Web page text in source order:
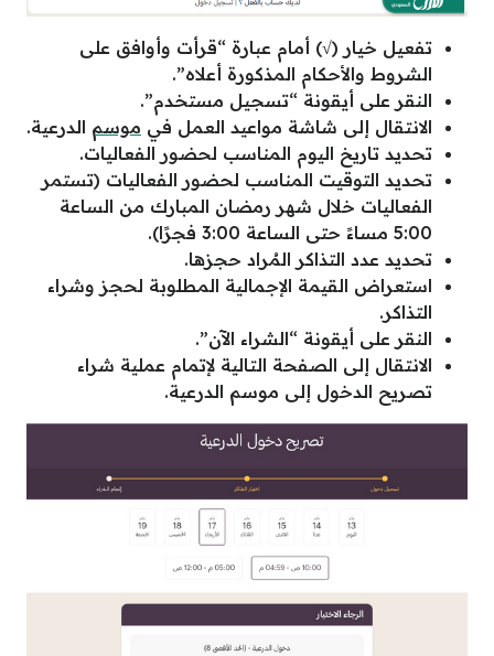
تفعيل خيار (√) أمام عبارة “قرأت وأوافق على
الشروط والأحكام المذكورة أعلاه”.
النقر على أيقونة “تسجيل مستخدم”.
الانتقال إلى شاشة مواعيد العمل في موسم الدرعية.
تحديد تاريخ اليوم المناسب لحضور الفعاليات.
تحديد التوقيت المناسب لحضور الفعاليات (تستمر
الفعاليات خلال شهر رمضان المبارك من الساعة
5:00 مساءً حتى الساعة 3:00 فجرًا).
تحديد عدد التذاكر المُراد حجزها.
استعراض القيمة الإجمالية المطلوبة لحجز وشراء
التذاكر.
النقر على أيقونة “الشراء الآن”.
الانتقال إلى الصفحة التالية لإتمام عملية شراء
تصريح الدخول إلى موسم الدرعية.